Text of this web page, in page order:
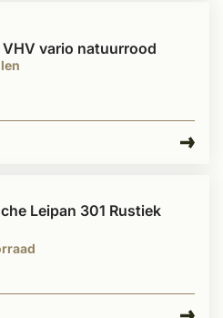
VHV vario natuurrood
Leipan 301 Rustiek